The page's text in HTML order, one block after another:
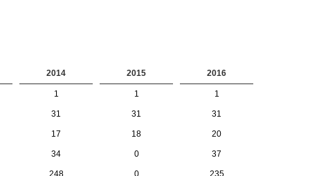
2014 2015 2016
1 1 1
31 31 31
17 18 20
34 0 37
248 0 235